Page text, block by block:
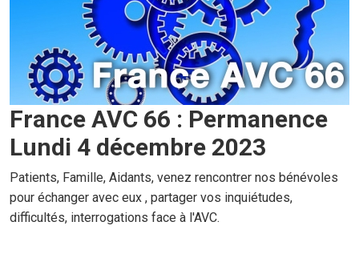
France AVC 66 : Permanence
Lundi 4 décembre 2023
Patients, Famille, Aidants, venez rencontrer nos bénévoles
pour échanger avec eux , partager vos inquiétudes,
difficultés, interrogations face à l'AVC.